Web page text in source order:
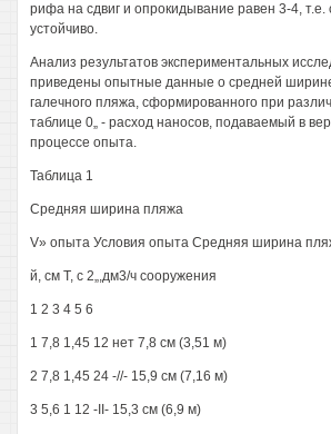
рифа на сдвиг и опрокидывание равен 3-4,
устойчиво.
Анализ результатов экспериментальных
приведены опытные данные о средней
галечного пляжа, сформированного при
таблице 0„ - расход наносов, подаваемый в
процессе опыта.
Таблица 1
Средняя ширина пляжа
V» опыта Условия опыта Средняя ширина
й, см Т, с 2„,дм3/ч сооружения
1 2 3 4 5 6
1 7,8 1,45 12 нет 7,8 см (3,51 м)
2 7,8 1,45 24 -//- 15,9 см (7,16 м)
3 5,6 1 12 -II- 15,3 см (6,9 м)